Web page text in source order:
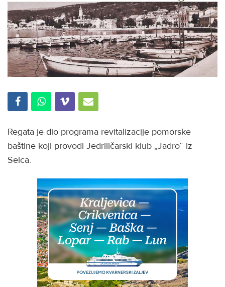
Regata je dio programa revitalizacije pomorske
baštine koji provodi Jedriličarski klub „Jadro“ iz
Selca.